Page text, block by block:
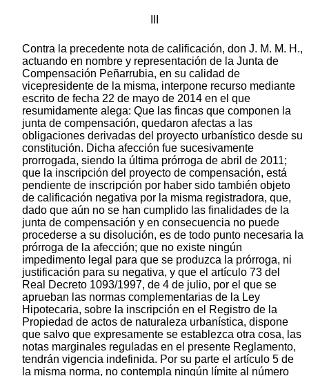
Contra la precedente nota de calificación, don J. M. M. H.,
actuando en nombre y representación de la Junta de
Compensación Peñarrubia, en su calidad de
vicepresidente de la misma, interpone recurso mediante
escrito de fecha 22 de mayo de 2014 en el que
resumidamente alega: Que las fincas que componen la
junta de compensación, quedaron afectas a las
obligaciones derivadas del proyecto urbanístico desde su
constitución. Dicha afección fue sucesivamente
prorrogada, siendo la última prórroga de abril de 2011;
que la inscripción del proyecto de compensación, está
pendiente de inscripción por haber sido también objeto
de calificación negativa por la misma registradora, que,
dado que aún no se han cumplido las finalidades de la
junta de compensación y en consecuencia no puede
procederse a su disolución, es de todo punto necesaria la
prórroga de la afección; que no existe ningún
impedimento legal para que se produzca la prórroga, ni
justificación para su negativa, y que el artículo 73 del
Real Decreto 1093/1997, de 4 de julio, por el que se
aprueban las normas complementarias de la Ley
Hipotecaria, sobre la inscripción en el Registro de la
Propiedad de actos de naturaleza urbanística, dispone
que salvo que expresamente se establezca otra cosa, las
notas marginales reguladas en el presente Reglamento,
tendrán vigencia indefinida. Por su parte el artículo 5 de
la misma norma, no contempla ningún límite al número